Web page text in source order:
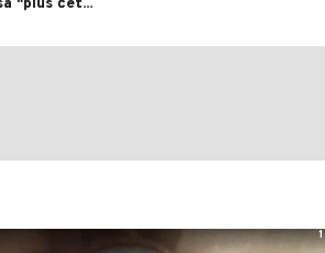
"plus čet...
1